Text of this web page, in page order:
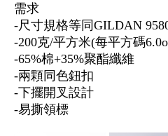
需求
-尺寸規格等同GILDAN
-200克/平方米(每平方碼
-65%棉+35%聚酯纖維
-兩顆同色鈕扣
-下擺開叉設計
-易撕領標